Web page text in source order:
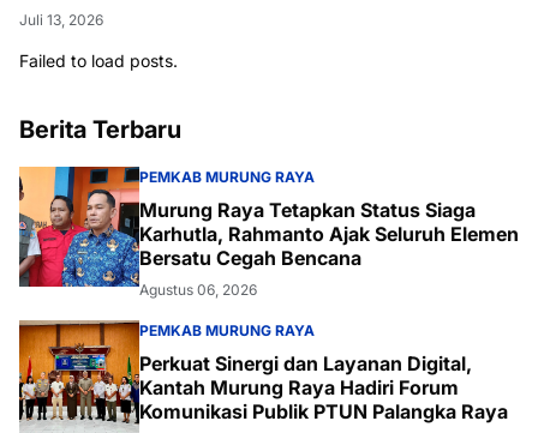
Juli 13, 2026
Failed to load posts.
Berita Terbaru
PEMKAB MURUNG RAYA
Murung Raya Tetapkan Status Siaga
Karhutla, Rahmanto Ajak Seluruh Elemen
Bersatu Cegah Bencana
Agustus 06, 2026
PEMKAB MURUNG RAYA
Perkuat Sinergi dan Layanan Digital,
Kantah Murung Raya Hadiri Forum
Komunikasi Publik PTUN Palangka Raya